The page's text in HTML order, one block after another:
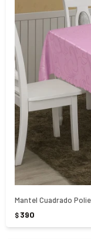
Mantel Cuadrado
$ 390